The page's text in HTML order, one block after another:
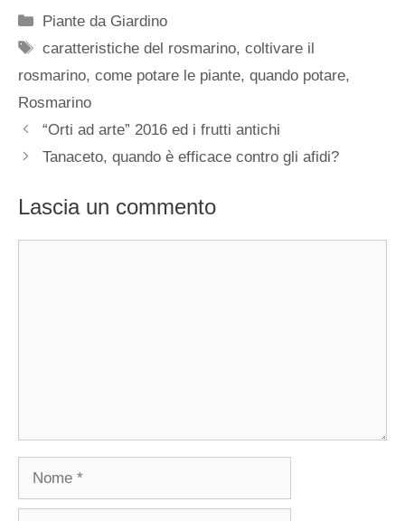
Categorie
Piante da Giardino
Tag
caratteristiche del rosmarino,coltivare il
rosmarino, come potare le piante, quando potare,
Rosmarino
“Orti ad arte” 2016 ed i frutti antichi
Tanaceto, quando è efficace contro gli afidi?
Lascia un commento